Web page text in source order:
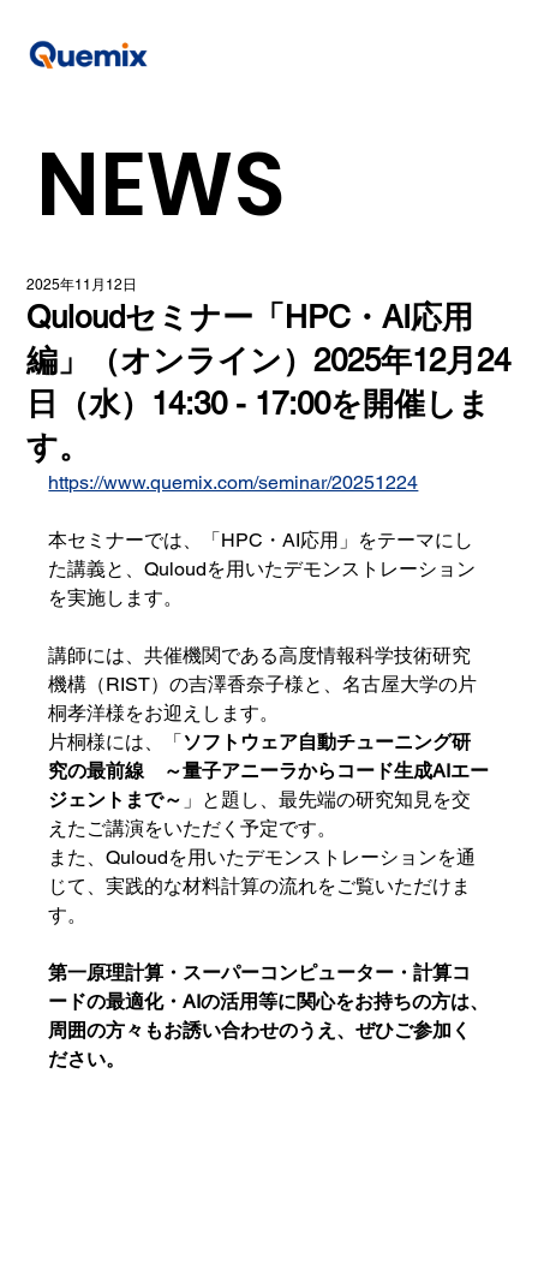
Quloudセミナー「HPC・AI応用
編」（オンライン）2025年12月24
日（水）14:30 - 17:00を開催しま
す。
2025年11月12日
https://www.quemix.com/seminar/20251224
本セミナーでは、「HPC・AI応用」をテーマにし
た講義と、Quloudを用いたデモンストレーション
を実施します。
講師には、共催機関である高度情報科学技術研究
機構（RIST）の吉澤香奈子様と、名古屋大学の片
桐孝洋様をお迎えします。
片桐様には、「ソフトウェア自動チューニング研
究の最前線　～量子アニーラからコード生成AIエー
ジェントまで～ 」と題し 、最先端の研究知見を交
えたご講演をいただく予定です。
また、Quloudを用いたデモンストレーションを通
じて、実践的な材料計算の流れをご覧いただけま
す。
第一原理計算・ スーパーコンピューター・計算コ
ードの最適化・AIの活用等に関心をお持ちの方は、
周囲の方々もお誘い合わせのうえ、ぜひご参加く
ださい。
NEWS